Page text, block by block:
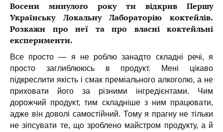
Восени минулого року ти відкрив Першу
Українську Локальну Лабораторію коктейлів.
Розкажи про неї та про власні коктейльні
експерименти.
Все просто — я не роблю занадто складні речі, я
просто заглиблююсь в продукт. Мені цікаво
підкреслити якість і смак преміального алкоголю, а не
приховати його за різними інгредієнтами. Чим
дорожчий продукт, тим складніше з ним працювати,
адже він доволі самостійний. Тому я прагну не тільки
не зіпсувати те, що зроблено майстром продукту, а й